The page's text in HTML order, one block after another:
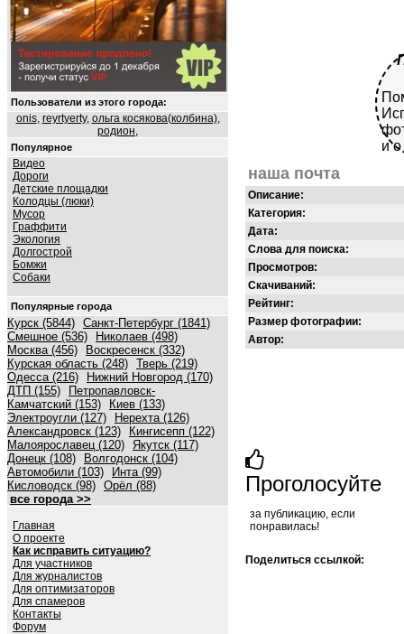
Пользователи из этого города:
onis, reyrtyerty, ольга косякова(колбина),
родион,
Популярное
Видео
Дороги
Детские площадки
Колодцы (люки)
Мусор
Граффити
Экология
Долгострой
Бомжи
Собаки
Популярные города
Курск (5844) Санкт-Петербург (1841)
Смешное (536)
Николаев (498)
Москва (456)
Воскресенск (332)
Курская область (248) Тверь (219)
Одесса (216)
Нижний Новгород (170)
ДТП (155)
Петропавловск-
Камчатский (153)
Киев (133)
Электроугли (127)
Нерехта (126)
Александровск (123)
Кингисепп (122)
Малоярославец (120) Якутск (117)
Донецк (108)
Волгодонск (104)
Автомобили (103)
Инта (99)
Кисловодск (98) Орёл (88)
все города >>
Главная
О проекте
Как исправить ситуацию?
Для участников
Для журналистов
Для оптимизаторов
Для спамеров
Контакты
Форум
и
наша почта
Описание:
Категория:
Дата:
Слова для поиска:
Просмотров:
Скачиваний:
Рейтинг:
Размер фотографии:
Автор:
Проголосуйте
за публикацию, если
понравилась!
Поделиться ссылкой: